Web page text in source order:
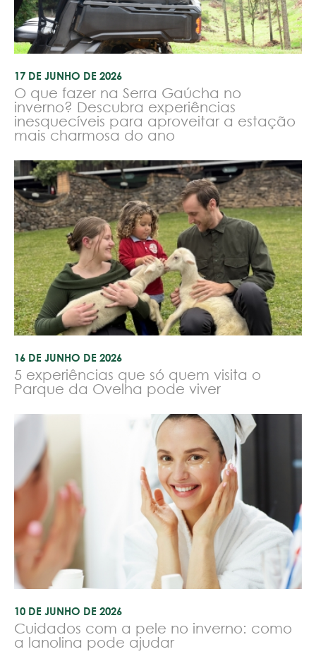
17 DE JUNHO DE 2026
O que fazer na Serra Gaúcha no
inverno? Descubra experiências
inesquecíveis para aproveitar a estação
mais charmosa do ano
16 DE JUNHO DE 2026
5 experiências que só quem visita o
Parque da Ovelha pode viver
10 DE JUNHO DE 2026
Cuidados com a pele no inverno: como
a lanolina pode ajudar